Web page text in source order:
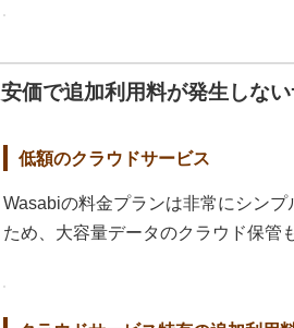
安価で追加利用料が発生しな
低額のクラウドサービス
Wasabiの料金プランは非常にシン
ため、大容量データのクラウド保管